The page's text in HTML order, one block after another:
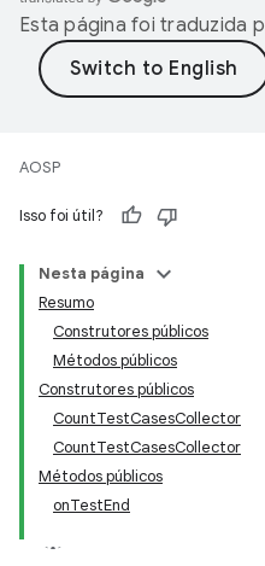
Esta página foi traduzida
AOSP
Isso foi útil?
Nesta página
Resumo
Construtores públicos
Métodos públicos
Construtores públicos
CountTestCasesCollector
CountTestCasesCollector
Métodos públicos
onTestEnd